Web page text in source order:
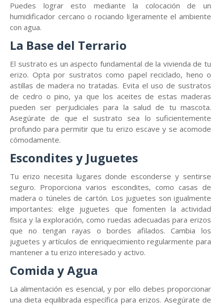
Puedes lograr esto mediante la colocación de un
humidificador cercano o rociando ligeramente el ambiente
con agua.
La Base del Terrario
El sustrato es un aspecto fundamental de la vivienda de tu
erizo. Opta por sustratos como papel reciclado, heno o
astillas de madera no tratadas. Evita el uso de sustratos
de cedro o pino, ya que los aceites de estas maderas
pueden ser perjudiciales para la salud de tu mascota.
Asegúrate de que el sustrato sea lo suficientemente
profundo para permitir que tu erizo escave y se acomode
cómodamente.
Escondites y Juguetes
Tu erizo necesita lugares donde esconderse y sentirse
seguro. Proporciona varios escondites, como casas de
madera o túneles de cartón. Los juguetes son igualmente
importantes: elige juguetes que fomenten la actividad
física y la exploración, como ruedas adecuadas para erizos
que no tengan rayas o bordes afilados. Cambia los
juguetes y artículos de enriquecimiento regularmente para
mantener a tu erizo interesado y activo.
Comida y Agua
La alimentación es esencial, y por ello debes proporcionar
una dieta equilibrada específica para erizos. Asegúrate de